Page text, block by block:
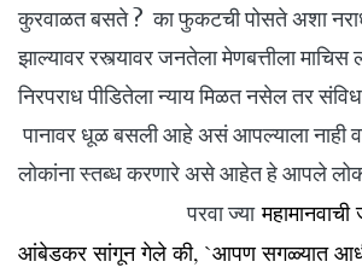
कुरवाळत बसते ? का फुकटची पोसते अशा
झाल्यावर रस्त्यावर जनतेला मेणबत्तीला माचिस
निरपराध पीडितेला न्याय मिळत नसेल तर
पानावर धूळ बसली आहे असं आपल्याला नाही
लोकांना स्तब्ध करणारे असे आहेत हे आपले
परवा ज्या
आंबेडकर सांगून गेले की, `आपण सगळ्यात